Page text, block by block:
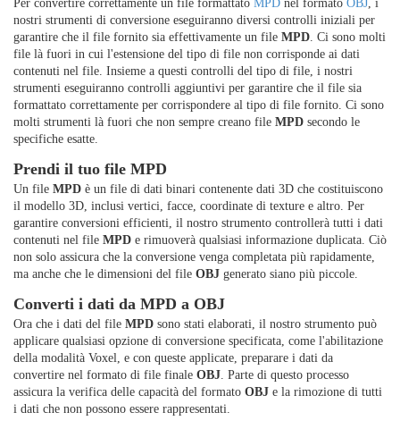
Per convertire correttamente un file formattato MPD nel formato OBJ, i
nostri strumenti di conversione eseguiranno diversi controlli iniziali per
garantire che il file fornito sia effettivamente un file MPD. Ci sono molti
file là fuori in cui l'estensione del tipo di file non corrisponde ai dati
contenuti nel file. Insieme a questi controlli del tipo di file, i nostri
strumenti eseguiranno controlli aggiuntivi per garantire che il file sia
formattato correttamente per corrispondere al tipo di file fornito. Ci sono
molti strumenti là fuori che non sempre creano file MPD secondo le
specifiche esatte.
Prendi il tuo file MPD
Un file MPD è un file di dati binari contenente dati 3D che costituiscono
il modello 3D, inclusi vertici, facce, coordinate di texture e altro. Per
garantire conversioni efficienti, il nostro strumento controllerà tutti i dati
contenuti nel file MPD e rimuoverà qualsiasi informazione duplicata. Ciò
non solo assicura che la conversione venga completata più rapidamente,
ma anche che le dimensioni del file OBJ generato siano più piccole.
Converti i dati da MPD a OBJ
Ora che i dati del file MPD sono stati elaborati, il nostro strumento può
applicare qualsiasi opzione di conversione specificata, come l'abilitazione
della modalità Voxel, e con queste applicate, preparare i dati da
convertire nel formato di file finale OBJ. Parte di questo processo
assicura la verifica delle capacità del formato OBJ e la rimozione di tutti
i dati che non possono essere rappresentati.